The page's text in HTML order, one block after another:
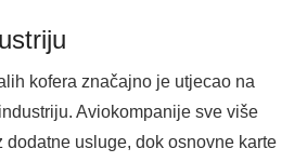
kofera značajno je utjecao na
Aviokompanije sve više
dodatne usluge, dok osnovne karte